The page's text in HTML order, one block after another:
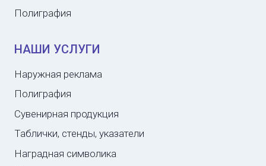
Полиграфия
НАШИ УСЛУГИ
Наружная реклама
Полиграфия
Сувенирная продукция
Таблички, стенды, указатели
Наградная символика